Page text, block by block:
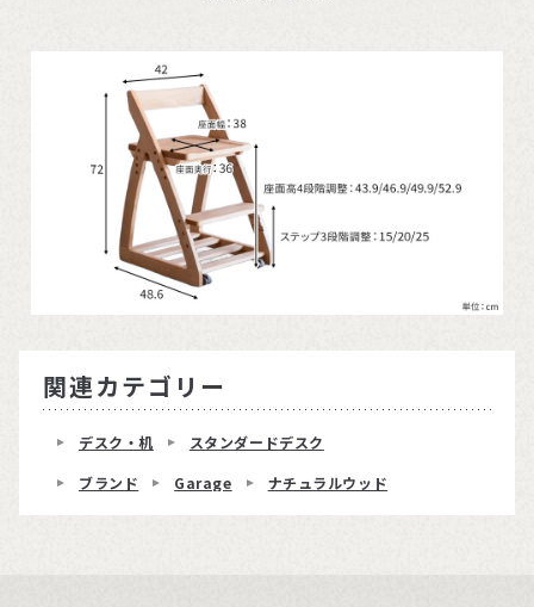
関連カテゴリー
デスク・机
スタンダードデスク
ブランド
Garage ナチュラルウッド